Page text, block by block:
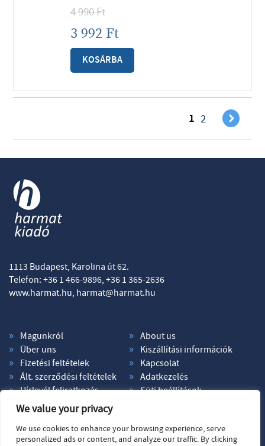
We value your privacy
We use cookies to enhance your browsing experience, serve
personalized ads or content, and analyze our traffic. By clicking
4 990Ft
3 992 Ft
KOSÁRBA
1 2 )
1113 Budapest, Karolina út 62.
Telefon: +36 1 466-9896, +36 1 365-2636
www.harmat.hu, harmat@harmat.hu
Magunkról
About us
Über uns
Kiszállítási információk
Fizetési feltételek
Kapcsolat
Ált. szerződési feltételek
Adatkezelés
Hírlevél feliratkozás
Süti beállítások